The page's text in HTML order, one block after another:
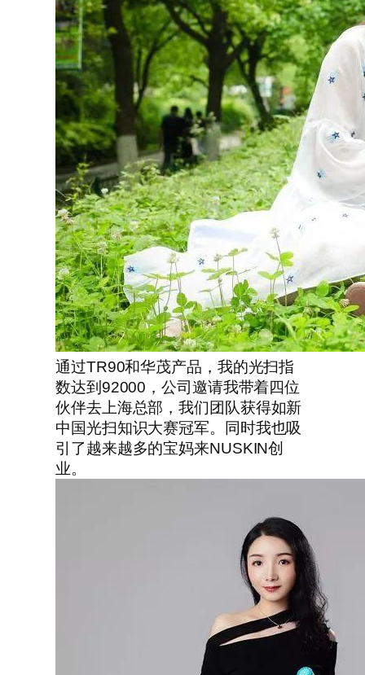
通过TR90和华茂产品，我的光扫指
数达到92000，公司邀请我带着四位
伙伴去上海总部，我们团队获得如新
中国光扫知识大赛冠军。同时我也吸
引了越来越多的宝妈来NUSKIN创
业。